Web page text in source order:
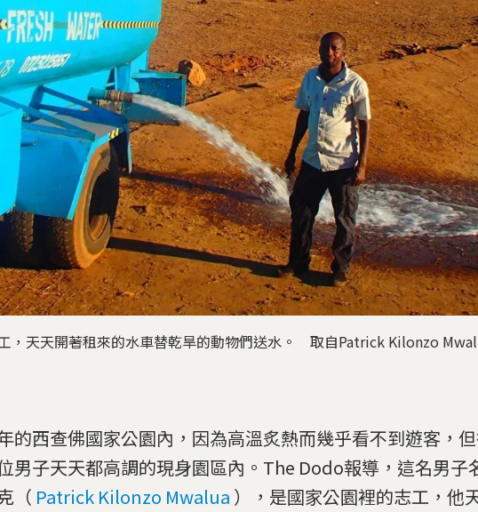
，天天開著租來的水車替乾旱的動物們送水。 取自Patrick Kilonzo
的西查佛國家公園內，因為高溫炙熱而幾乎看不到遊客，
男子天天都高調的現身園區內。The Dodo報導，這名男子
（ Patrick Kilonzo Mwalua ），是國家公園裡的志工，他